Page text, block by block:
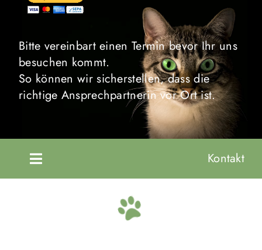
Bitte vereinbart einen Termin bevor Ihr uns
besuchen kommt.
So können wir sicherstellen, dass die
richtige Ansprechpartnerin vor Ort ist.
Toggle
Kontakt